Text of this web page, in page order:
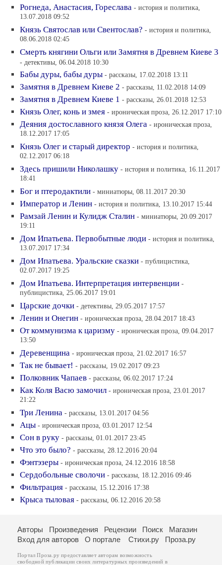
Рогнеда, Анастасия, Гореслава - история и политика,
13.07.2018 09:52
Князь Святослав или Свентослав? - история и политика,
08.06.2018 02:45
Смерть княгини Ольги или Замятня в Древнем Киеве 3
- детективы, 06.04.2018 10:30
Бабы дуры, бабы дуры - рассказы, 17.02.2018 13:11
Замятня в Древнем Киеве 2 - рассказы, 11.02.2018 14:09
Замятня в Древнем Киеве 1 - рассказы, 26.01.2018 12:53
Князь Олег, конь и змея - ироническая проза, 26.12.2017 17:10
Деяния достославного князя Олега - ироническая проза,
18.12.2017 17:05
Князь Олег и старый директор - история и политика,
02.12.2017 06:18
Здесь пришили Николашку - история и политика, 16.11.2017
18:41
Бог и птеродактили - миниатюры, 08.11.2017 20:30
Император и Ленин - история и политика, 13.10.2017 15:44
Рамзай Ленин и Кулидж Сталин - миниатюры, 20.09.2017
19:11
Дом Ипатьева. Первобытные люди - история и политика,
13.07.2017 17:34
Дом Ипатьева. Уральские сказки - публицистика,
02.07.2017 19:25
Дом Ипатьева. Интерпретация интервенции -
публицистика, 25.06.2017 19:01
Царские дочки - детективы, 29.05.2017 17:57
Ленин и Онегин - ироническая проза, 28.04.2017 18:43
От коммунизма к царизму - ироническая проза, 09.04.2017
13:50
Деревенщина - ироническая проза, 21.02.2017 16:57
Так не бывает! - рассказы, 19.02.2017 09:23
Полковник Чапаев - рассказы, 06.02.2017 17:24
Как Коля Васю замочил - ироническая проза, 23.01.2017
21:22
Три Ленина - рассказы, 13.01.2017 04:56
Ацы - ироническая проза, 03.01.2017 12:54
Сон в руку - рассказы, 01.01.2017 23:45
Что это было? - рассказы, 28.12.2016 20:04
Фэнтэзеры - ироническая проза, 24.12.2016 18:58
Сердобольные сволочи - рассказы, 18.12.2016 09:46
Фильтрация - рассказы, 15.12.2016 17:38
Крыса тыловая - рассказы, 06.12.2016 20:58
Авторы Произведения Рецензии Поиск
Магазин
Вход для авторов
О портале Стихи.ру Проза.ру
Портал Проза.ру предоставляет авторам возможность
свободной публикации своих литературных произведений в